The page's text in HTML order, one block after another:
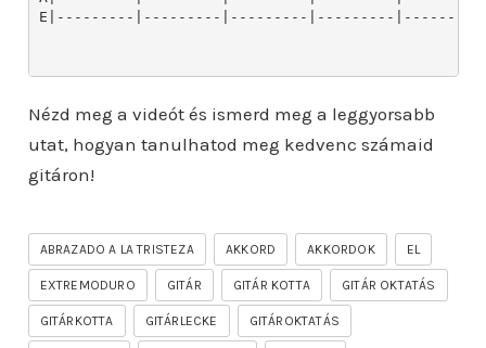
E|---------|---------|---------|---------
Nézd meg a videót és ismerd meg a leggyorsabb
utat, hogyan tanulhatod meg kedvenc számaid
gitáron!
ABRAZADO A LA TRISTEZA AKKORD AKKORDOK EL
EXTREMODURO GITÁR GITÁR KOTTA GITÁR OKTATÁS
GITÁRKOTTA GITÁRLECKE GITÁROKTATÁS